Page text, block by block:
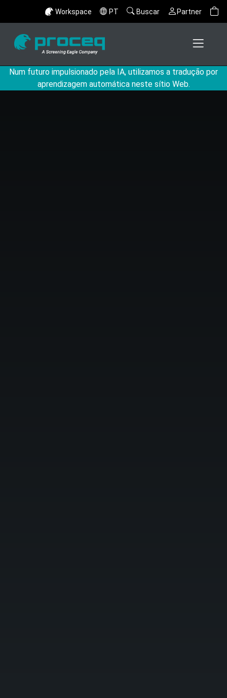
Workspace PT Buscar Partner
Num futuro impulsionado pela IA, utilizamos a tradução por
aprendizagem automática neste sítio Web.